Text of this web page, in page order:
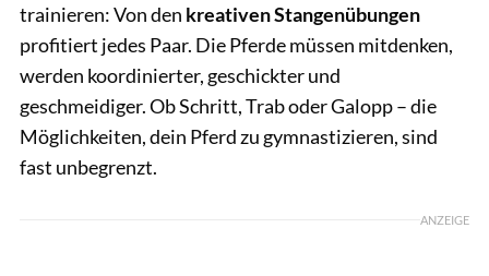
trainieren: Von den kreativen Stangenübungen
profitiert jedes Paar. Die Pferde müssen mitdenken,
werden koordinierter, geschickter und
geschmeidiger. Ob Schritt, Trab oder Galopp – die
Möglichkeiten, dein Pferd zu gymnastizieren, sind
fast unbegrenzt.
ANZEIGE